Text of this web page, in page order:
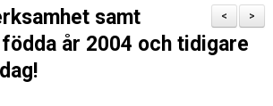
>
<
samt
år 2004 och tidigare